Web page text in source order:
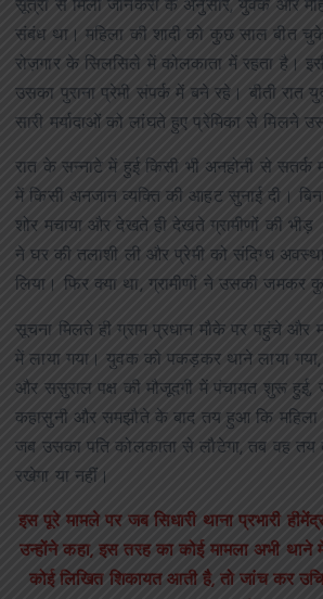
सूत्रों से मिली जानकरी के अनुसार, युवक और
संबंध था। महिला की शादी को कुछ साल बीत
रोज़गार के सिलसिले में कोलकाता में रहता है।
उसका पुराना प्रेमी संपर्क में बने रहे। बीती रात
सारी मर्यादाओं को लांघते हुए प्रेमिका से मिलने
रात के सन्नाटे में हुई किसी भी अनहोनी से सतर्क
में किसी अनजान व्यक्ति की आहट सुनाई दी।
शोर मचाया और देखते ही देखते ग्रामीणों की
ने घर की तलाशी ली और प्रेमी को संदिग्ध
लिया। फिर क्या था, ग्रामीणों ने उसकी
सूचना मिलते ही ग्राम प्रधान मौके पर पहुंचे और
में लाया गया। युवक को पकड़कर थाने लाया
और ससुराल पक्ष की मौजूदगी में पंचायत शुरू हुई,
कहासुनी और समझौते के बाद तय हुआ कि महिला
जब उसका पति कोलकाता से लौटेगा, तब वह तय
रखेगा या नहीं।
इस पूरे मामले पर जब सिधारी थाना प्रभारी
उन्होंने कहा, इस तरह का कोई मामला अभी थाने
कोई लिखित शिकायत आती है, तो जांच कर